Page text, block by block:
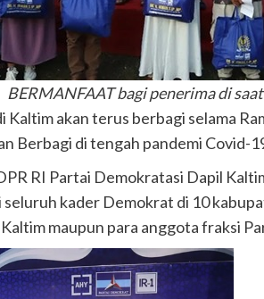
BERMANFAAT bagi penerima di
Kaltim akan terus berbagi selama
Berbagi di tengah pandemi Covid-
RI Partai Demokratasi Dapil
seluruh kader Demokrat di 10
maupun para anggota fraksi